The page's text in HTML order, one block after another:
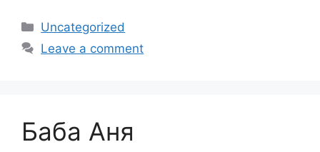
c
e
k
Categories
Uncategorized
Leave a comment
Баба Аня